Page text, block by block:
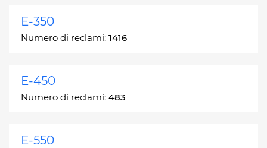
E-350
Numero di reclami: 1416
E-450
Numero di reclami: 483
E-550